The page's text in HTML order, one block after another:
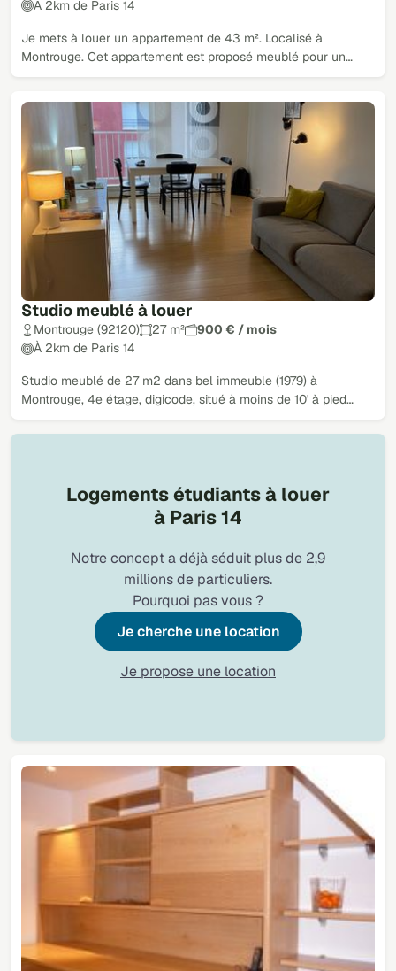
À 2km de Paris 14
Je mets à louer un appartement de 43 m². Localisé à
Montrouge. Cet appartement est proposé meublé pour un…
Studio meublé à louer
Montrouge (92120) 27 m²
900 € / mois
À 2km de Paris 14
Studio meublé de 27 m2 dans bel immeuble (1979) à
Montrouge, 4e étage, digicode, situé à moins de 10' à pied…
Logements étudiants à louer
à Paris 14
Notre concept a déjà séduit plus de 2,9
millions de particuliers.
Pourquoi pas vous ?
Je cherche une location
Je propose une location